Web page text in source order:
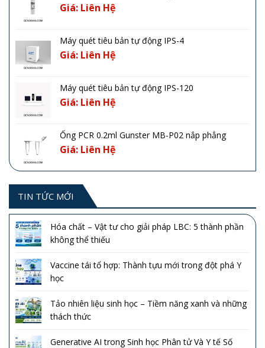
Giá: Liên Hệ
Máy quét tiêu bản tự động IPS-4
Giá: Liên Hệ
Máy quét tiêu bản tự động IPS-120
Giá: Liên Hệ
Ống PCR 0.2ml Gunster MB-P02 nắp phẳng
Giá: Liên Hệ
TIN TỨC MỚI
Hóa chất – Vật tư cho giải pháp LBC: 5 thành phần
không thể thiếu
Vaccine tái tổ hợp: Thành tựu mới trong đột phá Y
học
Tảo nhiên liệu sinh học – Tiềm năng xanh và những
thách thức
Generative AI trong Sinh học Phân tử Và Y tế Số